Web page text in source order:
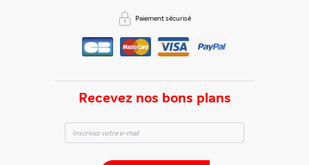
Recevez nos bons plans
Paiement sécurisé